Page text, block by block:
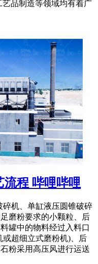
品制造等领域均有着广
流程 哔哩哔哩
碎机、单缸液压圆锥破碎
磨粉要求的小颗粒、后
罐中的物料经过入料口
超细立式磨粉机)、后
粉采用高压风进行运送